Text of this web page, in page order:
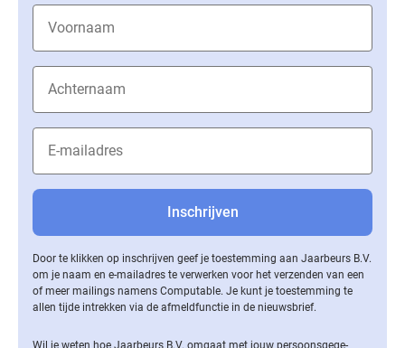
Door te klikken op inschrijven geef je toestemming aan Jaarbeurs B.V.
om je naam en e-mailadres te verwerken voor het verzenden van een
of meer mailings namens Computable. Je kunt je toestemming te
allen tijde intrekken via de af­meld­func­tie in de nieuwsbrief.
Wil je weten hoe Jaarbeurs B.V. omgaat met jouw per­soons­ge­ge­